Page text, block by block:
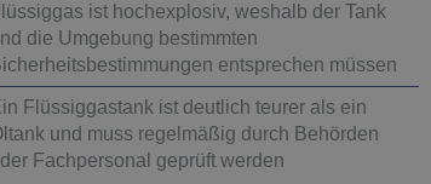
ist hochexplosiv, weshalb der Tank
die Umgebung bestimmten
entsprechen müssen
Flüssiggastank ist deutlich teurer als ein
und muss regelmäßig durch Behörden
Fachpersonal geprüft werden